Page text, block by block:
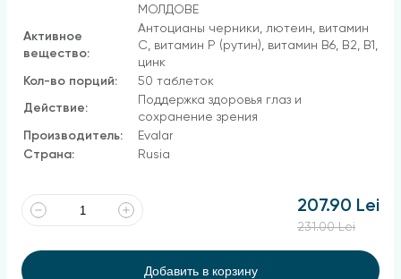
МОЛДОВЕ
Активное
вещество:
Антоцианы черники, лютеин, витамин
С, витамин Р (рутин), витамин В6, В2, В1,
цинк
Кол-во порций:
50 таблеток
Действие:
Поддержка здоровья глаз и
сохранение зрения
Производитель:
Evalar
Страна:
Rusia
207.90 Lei
231.00 Lei
Добавить в корзину